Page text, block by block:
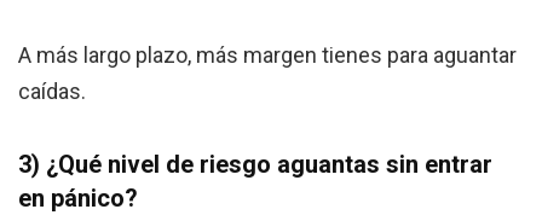
A más largo plazo, más margen tienes para aguantar
caídas.
3) ¿Qué nivel de riesgo aguantas sin entrar
en pánico?